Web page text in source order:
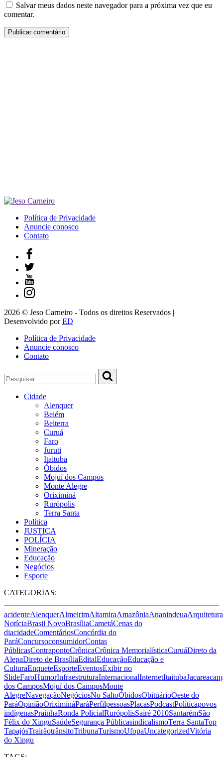
Salvar meus dados neste navegador para a próxima vez que eu
comentar.
Política de Privacidade
Anuncie conosco
Contato
2026 © Jeso Carneiro - Todos os direitos Reservados |
Desenvolvido porED
Política de Privacidade
Anuncie conosco
Contato
Cidade
Alenquer
Belém
Belterra
Curuá
Faro
Juruti
Itaituba
Óbidos
Mojuí dos Campos
Monte Alegre
Oriximiná
Rurópolis
Terra Santa
Política
JUSTIÇA
POLÍCIA
Mineração
Educação
Negócios
Esporte
CATEGORIAS:
acidenteAlenquerAlmeirimAltamiraAmazôniaAnanindeuaArquitetura
NotíciaBrasil NovoBrasíliaCametáCenas do
diacidadeComentáriosConcórdia do
ParáConcursoconsumidorContas
PúblicasContrapontoCrônicaCrônica MemorialísticaCuruáDireto da
AlepaDireto de BrasíliaEditalEducaçãoEducação e
CulturaEnqueteEsporteEventosExibir no
SlideFaroHumorInfraestruturaInternacionalInternetItaituba
dos CamposMojuí dos CamposMonte
AlegreNavegaçãoNegóciosNo SaltoÓbidosObituárioOeste do
ParáOpiniãoOriximináParáPerfilpessoasPlacasPodcastPolíticapovos
indígenasPrainhaRonda PolicialRurópolisSairé 2010SantarémSão
Félix do XinguSaúdeSegurança PúblicasindicalismoTerra SantaTop
TapajósTrairãotrânsitoTribunaTurismoUfopaUncategorizedVitória
do Xingu